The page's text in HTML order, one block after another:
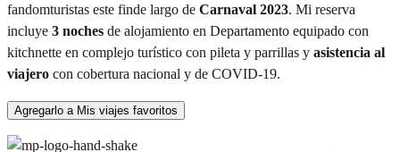
fandomturistas este finde largo de Carnaval 2023. Mi reserva
incluye 3 noches de alojamiento en Departamento equipado con
kitchnette en complejo turístico con pileta y parrillas y asistencia al
viajero con cobertura nacional y de COVID-19.
Agregarlo a Mis viajes favoritos